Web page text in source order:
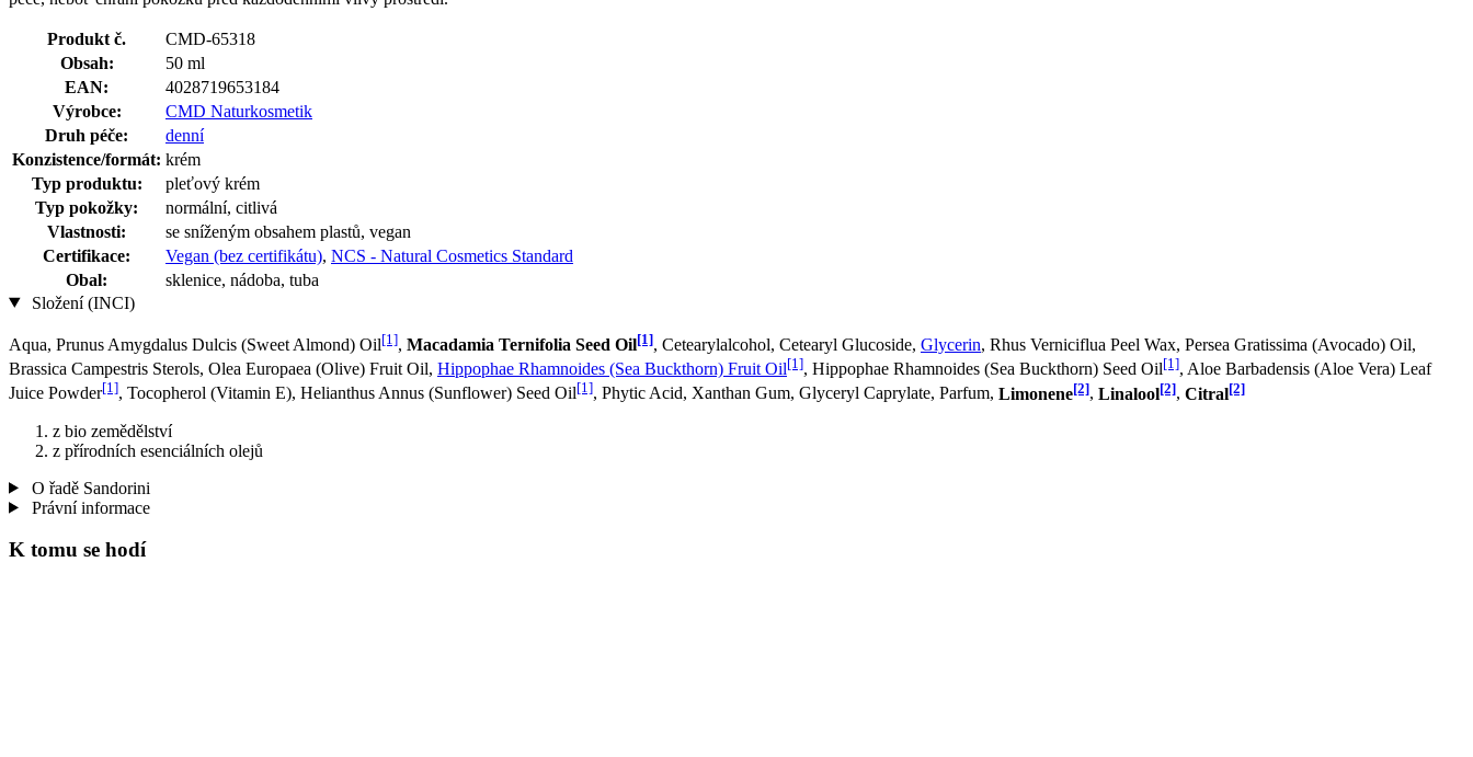
Produkt č.
CMD-65318
Obsah:
50 ml
EAN:
4028719653184
Výrobce:
CMD Naturkosmetik
Druh péče:
denní
Konzistence/formát: krém
Typ produktu:
pleťový krém
Typ pokožky:
normální, citlivá
Vlastnosti:
se sníženým obsahem plastů, vegan
Certifikace:
Vegan (bez certifikátu), NCS - Natural Cosmetics Standard
Obal:
sklenice, nádoba, tuba
Složení (INCI)
Aqua, Prunus Amygdalus Dulcis (Sweet Almond) Oil[1], Macadamia Ternifolia Seed Oil[1], Cetearylalcohol, Cetearyl Glucoside, Glycerin, Rhus Verniciflua Peel Wax, Persea Gratissima (Avocado) Oil,
Brassica Campestris Sterols, Olea Europaea (Olive) Fruit Oil, Hippophae Rhamnoides (Sea Buckthorn) Fruit Oil[1], Hippophae Rhamnoides (Sea Buckthorn) Seed Oil[1], Aloe Barbadensis (Aloe Vera) Leaf
Juice Powder[1], Tocopherol (Vitamin E), Helianthus Annus (Sunflower) Seed Oil[1], Phytic Acid, Xanthan Gum, Glyceryl Caprylate, Parfum, Limonene[2], Linalool[2], Citral[2]
z bio zemědělství
z přírodních esenciálních olejů
O řadě Sandorini
Právní informace
K tomu se hodí